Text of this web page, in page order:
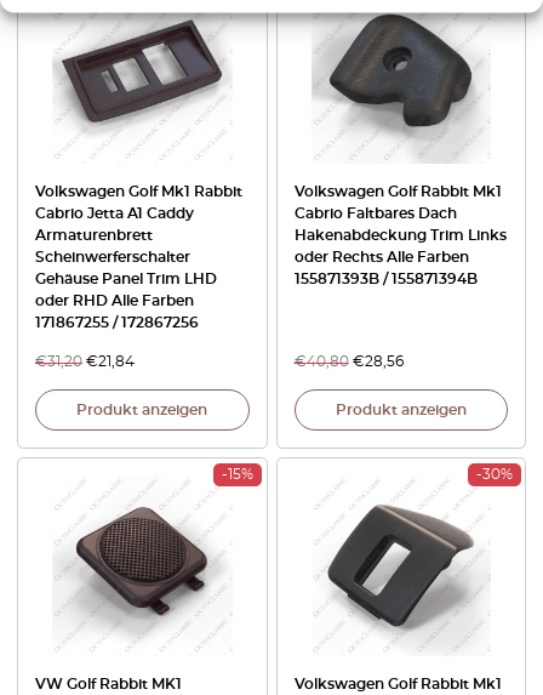
Volkswagen Golf Mk1 Rabbit
Cabrio Jetta A1 Caddy
Armaturenbrett
Scheinwerferschalter
Gehäuse Panel Trim LHD
oder RHD Alle Farben
171867255 / 172867256
€31,20 €21,84
Produkt anzeigen
Volkswagen Golf Rabbit Mk1
Cabrio Faltbares Dach
Hakenabdeckung Trim Links
oder Rechts Alle Farben
155871393B / 155871394B
€40,80 €28,56
Produkt anzeigen
-15%
VW Golf Rabbit MK1
-30%
Volkswagen Golf Rabbit Mk1